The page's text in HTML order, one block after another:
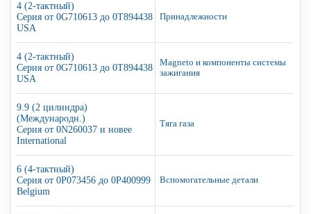
4 (2-тактный)
Серия от 0G710613 до 0T894438
USA
Принадлежности
4 (2-тактный)
Серия от 0G710613 до 0T894438
USA
Magneto и компоненты системы
зажигания
9.9 (2 цилиндра)
(Международн.)
Серия от 0N260037 и новее
International
Тяга газа
6 (4-тактный)
Серия от 0P073456 до 0P400999
Belgium
Вспомогательные детали